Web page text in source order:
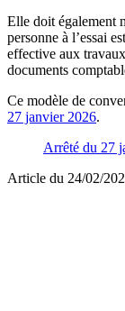
Elle doit également
personne à l’essai
effective aux
documents
Ce modèle de
27 janvier 2026.
Arrêté du 27
Article du 24/02/